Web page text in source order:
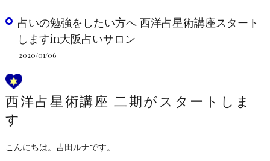
占いの勉強をしたい方へ 西洋占星術講座スタート
しますin大阪占いサロン
2020/01/06
西洋占星術講座 二期がスタートしま
す
こんにちは。吉田ルナです。